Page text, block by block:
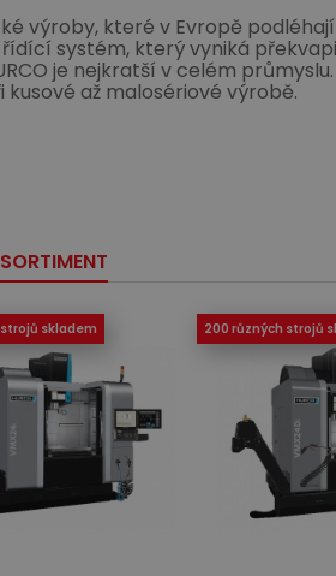
výroby, které v Evropě
systém, který vyniká
je nejkratší v celém
až malosériové výrobě.
SORTIMENT
skladem 200 různých strojů